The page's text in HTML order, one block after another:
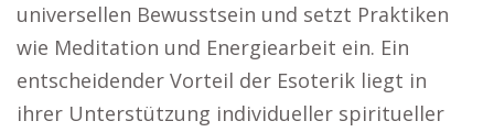
universellen Bewusstsein und setzt Praktiken
wie Meditation und Energiearbeit ein. Ein
entscheidender Vorteil der Esoterik liegt in
ihrer Unterstützung individueller spiritueller